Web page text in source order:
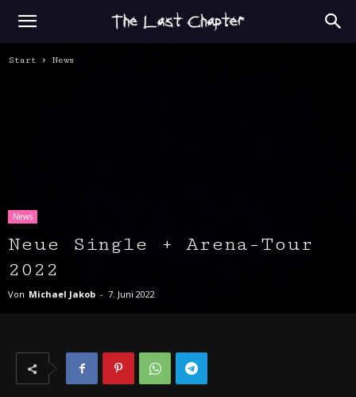
Start News
News
Neue Single + Arena-Tour
2022
Von Michael Jakob - 7. Juni 2022